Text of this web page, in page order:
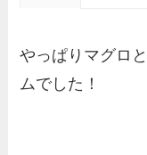
やっぱりマグロ
ムでした！